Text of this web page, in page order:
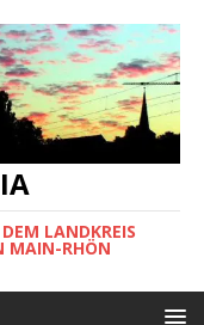
LANDKREIS
MAIN-RHÖN